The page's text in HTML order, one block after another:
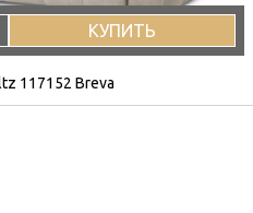
КУПИТЬ
117152 Breva